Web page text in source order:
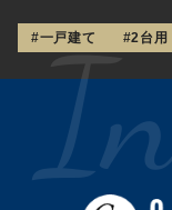
#一戸建て #2台用